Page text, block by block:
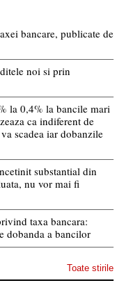
bancare, publicate de
noi si prin
la 0,4% la bancile mari
ca indiferent de
scadea iar dobanzile
substantial din
nu vor mai fi
taxa bancara:
dobanda a bancilor
Toate stirile